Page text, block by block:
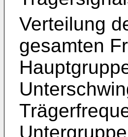
Verteilung
gesamten